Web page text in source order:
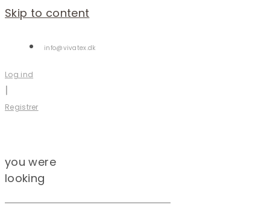
Skip to content
info@vivatex.dk
Log ind
|
Registrer
you were
looking